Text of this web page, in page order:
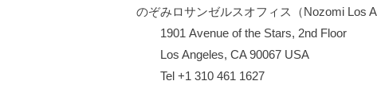
のぞみロサンゼルスオフィス（Nozomi Los
1901 Avenue of the Stars, 2nd Floor
Los Angeles, CA 90067 USA
Tel +1 310 461 1627